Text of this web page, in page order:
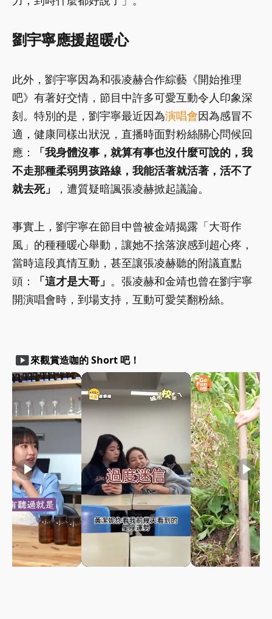
劉宇寧應援超暖心
此外，劉宇寧因為和張凌赫合作綜藝《開始推理
吧》有著好交情，節目中許多可愛互動令人印象深
刻。特別的是，劉宇寧最近因為演唱會因為感冒不
適，健康同樣出狀況，直播時面對粉絲關心問候回
應：
「我身體沒事，就算有事也沒什麼可說的，我
不走那種柔弱男孩路線，我能活著就活著，活不了
就去死」
，遭質疑暗諷張凌赫掀起議論。
事實上，劉宇寧在節目中曾被金靖揭露「大哥作
風」的種種暖心舉動，讓她不捨落淚感到超心疼，
當時這段真情互動，甚至讓張凌赫聽的附議直點
頭：
「這才是大哥」 。張凌赫和金靖也曾在劉宇寧
開演唱會時，到場支持，互動可愛笑翻粉絲。
smart_display來觀賞造咖的 Short 吧！
play_arrow play_arrow play_arrow